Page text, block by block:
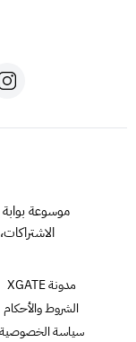
مدونة XGATE
الشروط والأحكام
سياسة الخصوصية